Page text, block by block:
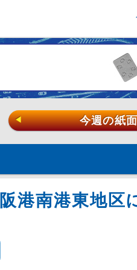
◀ 今週の紙
港南港東地区